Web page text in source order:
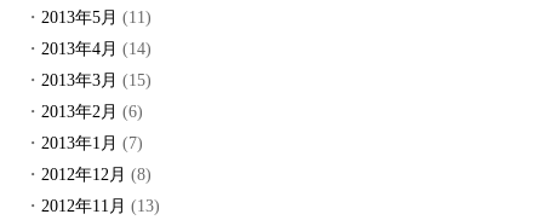
2013年5月 (11)
2013年4月 (14)
2013年3月 (15)
2013年2月 (6)
2013年1月 (7)
2012年12月 (8)
2012年11月 (13)